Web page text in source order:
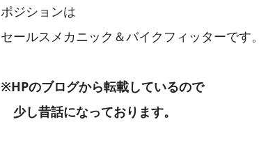
ポジションは
セールスメカニック＆バイクフィッターです。
※HPのブログから転載しているので
少し昔話になっております。